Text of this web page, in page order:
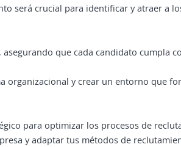
será crucial para identificar y atraer a
que cada candidato cumpla
organizacional y crear un entorno que
para optimizar los procesos de
y adaptar tus métodos de